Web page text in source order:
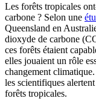
Les forêts tropicales
carbone ? Selon une
Queensland en
dioxyde de carbone
ces forêts étaient
elles jouaient un rôle
changement
les scientifiques
forêts tropicales.